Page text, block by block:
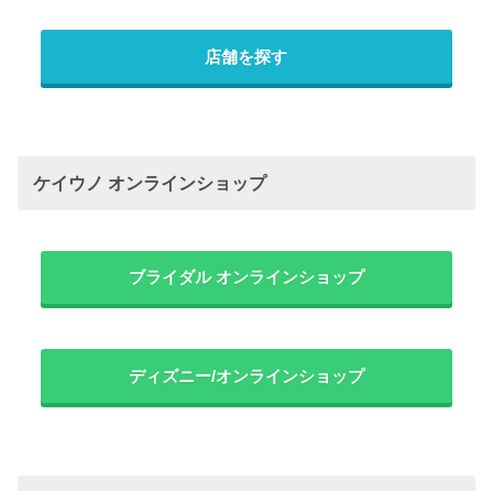
店舗を探す
ケイウノ オンラインショップ
ブライダル オンラインショップ
ディズニー/オンラインショップ